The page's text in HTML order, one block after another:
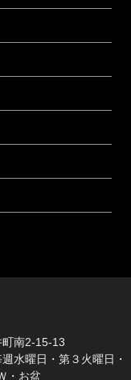
南2-15-13
水曜日・第３火曜日・
・お盆